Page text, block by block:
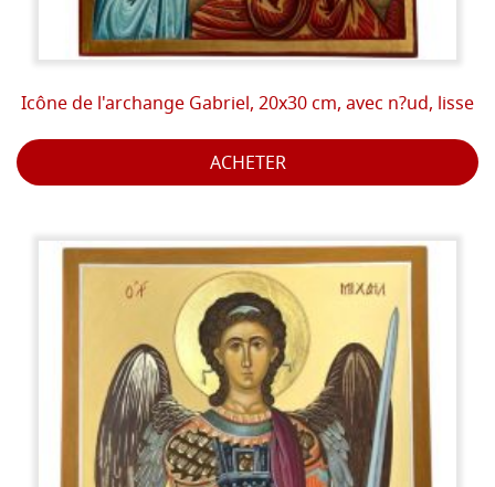
Icône de l'archange Gabriel, 20x30 cm, avec n?ud, lisse
ACHETER